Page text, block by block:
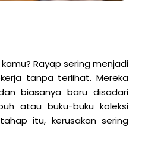
Rayap sering menjadi
tanpa terlihat. Mereka
biasanya baru disadari
atau buku-buku koleksi
itu, kerusakan sering